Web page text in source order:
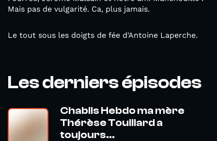
Mais pas de vulgarité. Ca, plus jamais.
Le tout sous les doigts de fée d'Antoine Laperche.
Les derniers épisodes
Chablis Hebdo ma mère
Thérèse Touillard a
toujours...